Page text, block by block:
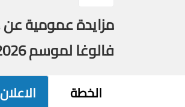
مزايدة عمومية عن
فالوغا لموسم 2025/2026
الخطة الاعلان